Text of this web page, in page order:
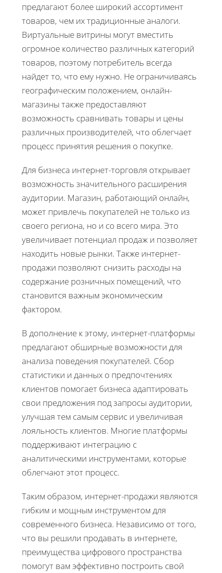
предлагают более широкий ассортимент
товаров, чем их традиционные аналоги.
Виртуальные витрины могут вместить
огромное количество различных категорий
товаров, поэтому потребитель всегда
найдет то, что ему нужно. Не ограничиваясь
географическим положением, онлайн-
магазины также предоставляют
возможность сравнивать товары и цены
различных производителей, что облегчает
процесс принятия решения о покупке.
Для бизнеса интернет-торговля открывает
возможность значительного расширения
аудитории. Магазин, работающий онлайн,
может привлечь покупателей не только из
своего региона, но и со всего мира. Это
увеличивает потенциал продаж и позволяет
находить новые рынки. Также интернет-
продажи позволяют снизить расходы на
содержание розничных помещений, что
становится важным экономическим
фактором.
В дополнение к этому, интернет-платформы
предлагают обширные возможности для
анализа поведения покупателей. Сбор
статистики и данных о предпочтениях
клиентов помогает бизнеса адаптировать
свои предложения под запросы аудитории,
улучшая тем самым сервис и увеличивая
лояльность клиентов. Многие платформы
поддерживают интеграцию с
аналитическими инструментами, которые
облегчают этот процесс.
Таким образом, интернет-продажи являются
гибким и мощным инструментом для
современного бизнеса. Независимо от того,
что вы решили продавать в интернете,
преимущества цифрового пространства
помогут вам эффективно построить свой